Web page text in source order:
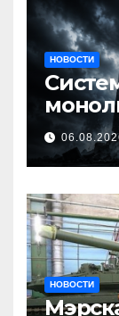
НОВОСТИ
НОВОСТИ